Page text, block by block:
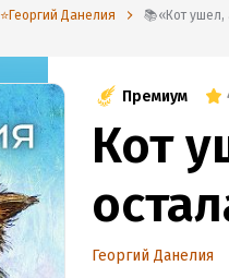
⭐️Георгий Данелия 📚«Кот
Премиум
Кот
Георгий Данелия